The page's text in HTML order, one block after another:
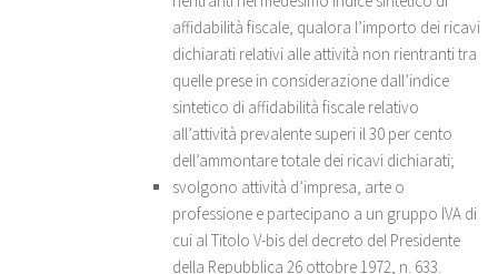
affidabilità fiscale, qualora l’importo dei ricavi
dichiarati relativi alle attività non rientranti tra
quelle prese in considerazione dall’indice
sintetico di affidabilità fiscale relativo
all’attività prevalente superi il 30 per cento
dell’ammontare totale dei ricavi dichiarati;
svolgono attività d’impresa, arte o
professione e partecipano a un gruppo IVA di
cui al Titolo V-bis del decreto del Presidente
della Repubblica 26 ottobre 1972, n. 633.